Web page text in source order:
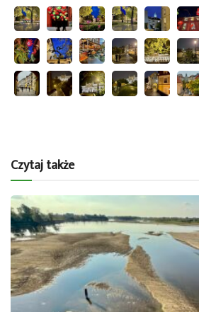
Czytaj także